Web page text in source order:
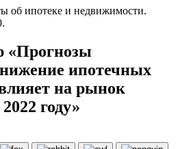
об ипотеке и недвижимости.
«Прогнозы
ипотечных
на рынок
году»